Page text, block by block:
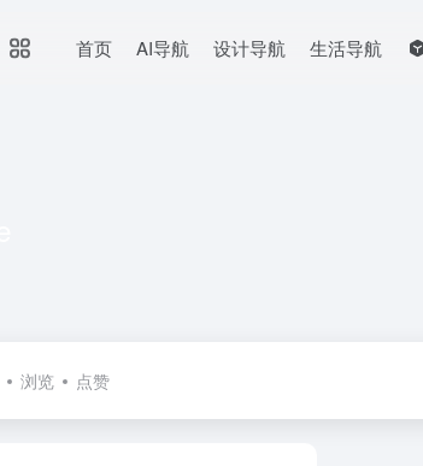
首页 AI导航 设计导航 生活导航
浏览 点赞